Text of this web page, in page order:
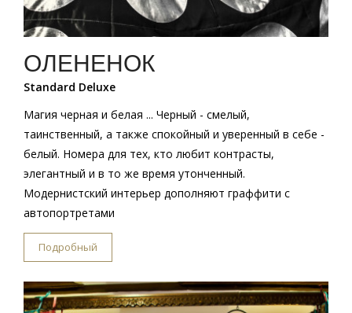
ОЛЕНЕНОК
Standard Deluxe
Магия черная и белая ... Черный - смелый,
таинственный, а также спокойный и уверенный в себе -
белый. Номера для тех, кто любит контрасты,
элегантный и в то же время утонченный.
Модернистский интерьер дополняют граффити с
автопортретами
Подробный